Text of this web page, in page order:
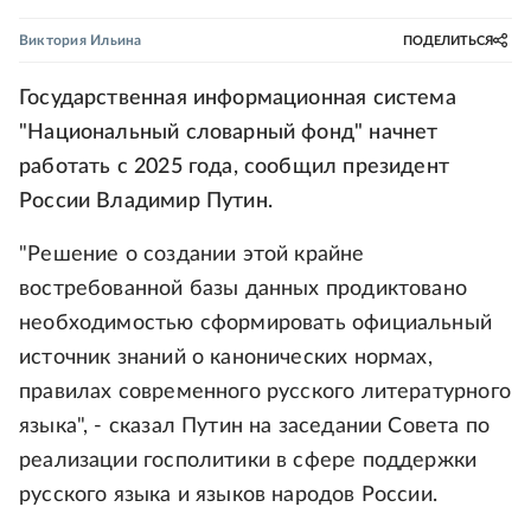
Виктория Ильина ПОДЕЛИТЬСЯ
Государственная информационная система
"Национальный словарный фонд" начнет
работать с 2025 года, сообщил президент
России Владимир Путин.
"Решение о создании этой крайне
востребованной базы данных продиктовано
необходимостью сформировать официальный
источник знаний о канонических нормах,
правилах современного русского литературного
языка", - сказал Путин на заседании Совета по
реализации госполитики в сфере поддержки
русского языка и языков народов России.